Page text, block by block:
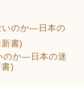
のか―日本の迷
)